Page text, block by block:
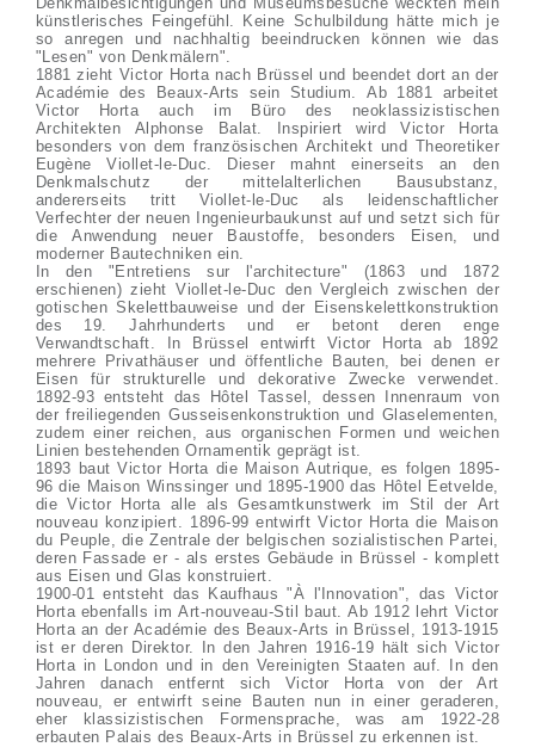
künstlerisches Feingefühl. Keine Schulbildung hätte mich je
so anregen und nachhaltig beeindrucken können wie das
"Lesen" von Denkmälern".
1881 zieht Victor Horta nach Brüssel und beendet dort an der
Académie des Beaux-Arts sein Studium. Ab 1881 arbeitet
Victor Horta auch im Büro des neoklassizistischen
Architekten Alphonse Balat. Inspiriert wird Victor Horta
besonders von dem französischen Architekt und Theoretiker
Eugène Viollet-le-Duc. Dieser mahnt einerseits an den
Denkmalschutz der mittelalterlichen Bausubstanz,
andererseits tritt Viollet-le-Duc als leidenschaftlicher
Verfechter der neuen Ingenieurbaukunst auf und setzt sich für
die Anwendung neuer Baustoffe, besonders Eisen, und
moderner Bautechniken ein.
In den "Entretiens sur l'architecture" (1863 und 1872
erschienen) zieht Viollet-le-Duc den Vergleich zwischen der
gotischen Skelettbauweise und der Eisenskelettkonstruktion
des 19. Jahrhunderts und er betont deren enge
Verwandtschaft. In Brüssel entwirft Victor Horta ab 1892
mehrere Privathäuser und öffentliche Bauten, bei denen er
Eisen für strukturelle und dekorative Zwecke verwendet.
1892-93 entsteht das Hôtel Tassel, dessen Innenraum von
der freiliegenden Gusseisenkonstruktion und Glaselementen,
zudem einer reichen, aus organischen Formen und weichen
Linien bestehenden Ornamentik geprägt ist.
1893 baut Victor Horta die Maison Autrique, es folgen 1895-
96 die Maison Winssinger und 1895-1900 das Hôtel Eetvelde,
die Victor Horta alle als Gesamtkunstwerk im Stil der Art
nouveau konzipiert. 1896-99 entwirft Victor Horta die Maison
du Peuple, die Zentrale der belgischen sozialistischen Partei,
deren Fassade er - als erstes Gebäude in Brüssel - komplett
aus Eisen und Glas konstruiert.
1900-01 entsteht das Kaufhaus "À l'Innovation", das Victor
Horta ebenfalls im Art-nouveau-Stil baut. Ab 1912 lehrt Victor
Horta an der Académie des Beaux-Arts in Brüssel, 1913-1915
ist er deren Direktor. In den Jahren 1916-19 hält sich Victor
Horta in London und in den Vereinigten Staaten auf. In den
Jahren danach entfernt sich Victor Horta von der Art
nouveau, er entwirft seine Bauten nun in einer geraderen,
eher klassizistischen Formensprache, was am 1922-28
erbauten Palais des Beaux-Arts in Brüssel zu erkennen ist.